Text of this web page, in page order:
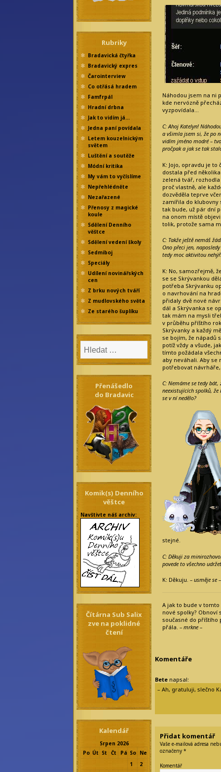
Rubriky
Bradavická čtyřka
Bradavický expres
Čarointerview
Co otřásá hradem
Famfrpál
Hradní drbna
Jak to vidím já…
Jedna paní povídala
Letem kouzelnickým
světem
Luštění a soutěže
Módní kritika
My vám to vyčíslíme
Nepřehlédněte
Nezařazené
Přenosy z magické
koule
Sdělení Denního
věštce
Sdělení vedení školy
Sedmiboj
Speciály
Udílení novinářských
cen
Z brku nových tváří
Z mudlovského světa
Ze starého šuplíku
Přenášedlo
do Bradavic
Komik(s) Denního
věštce
Navštivte náš archiv:
Čítárna Sub Salix
zve na poklidné
čtení
Kalendář
Srpen 2026
Po Út St Čt Pá So Ne
1
2
Náhodou jsem na ni
kde nervózně
vyzpovídala…
C: Ahoj Katelyn!
a všimla jsem si, že po
vidím jméno modré –
pročpak a jak se tak
K: Jojo, opravdu je
dostala před
zelená tvář,
proč vlastně, ale
dozvěděla teprve
zamířila do klubovny
tak bude, už pár dní
na onom místě
tolik, protože sama
C: Takže ještě nemáš
Ono přeci jen,
tedy moc aktivitou
K: No, samozřejmě,
se se Skrývankou
potřeba Skrývanku
o navrhování na
přidaly dvě nové
dál a Skrývanka se
tak mám na mysli
v průběhu příštího
Skrývanky a každý
se bojím, že nápadů
potíž vždy a všude,
tímto požádala
aby neváhali. Aby se
potřebovat
C: Nemáme se tedy
neexistujících spolků,
se v ní nedělo?
stejné.
C: Děkuji za
povede to všechno
K: Děkuju. – usměje se –
A jak to bude v
nové spolky? Obnoví
současné do příštího
přála. – mrkne –
Komentáře
Bete napsal:
– Ah, gratuluji, slečno
Přidat komentář
Vaše e-mailová adresa
označeny *
Komentář